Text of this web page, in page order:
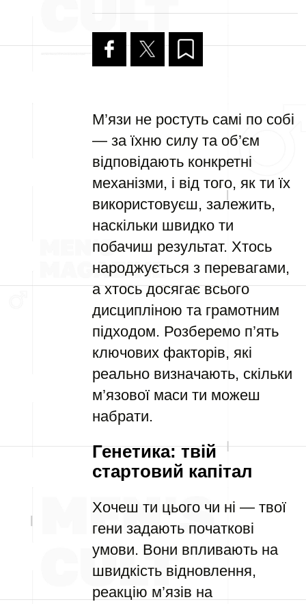
М’язи не ростуть самі по собі
— за їхню силу та об’єм
відповідають конкретні
механізми, і від того, як ти їх
використовуєш, залежить,
наскільки швидко ти
побачиш результат. Хтось
народжується з перевагами,
а хтось досягає всього
дисципліною та грамотним
підходом. Розберемо п’ять
ключових факторів, які
реально визначають, скільки
м’язової маси ти можеш
набрати.
Генетика: твій
стартовий капітал
Хочеш ти цього чи ні — твої
гени задають початкові
умови. Вони впливають на
швидкість відновлення,
реакцію м’язів на